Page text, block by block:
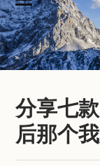
分享七
后那个